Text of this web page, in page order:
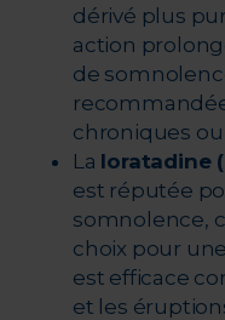
dérivé plus
action
de
chroniques
La loratadine (
est réputée
somnolence,
choix pour
est efficace
et les